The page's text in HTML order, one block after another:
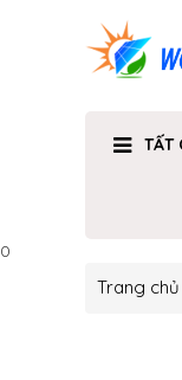
TẤT
0
Trang chủ